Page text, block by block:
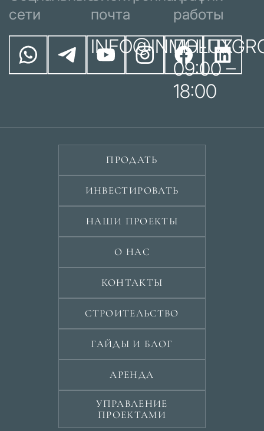
сети
почта
работы
ПН-ПТ
09:00 –
18:00
ПРОДАТЬ
ИНВЕСТИРОВАТЬ
НАШИ ПРОЕКТЫ
О НАС
КОНТАКТЫ
СТРОИТЕЛЬСТВО
ГАЙДЫ И БЛОГ
АРЕНДА
УПРАВЛЕНИЕ
ПРОЕКТАМИ